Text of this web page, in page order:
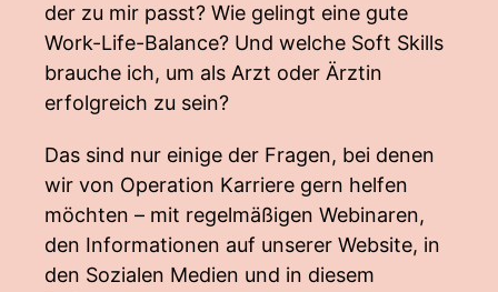
der zu mir passt? Wie gelingt eine gute
Work-Life-Balance? Und welche Soft Skills
brauche ich, um als Arzt oder Ärztin
erfolgreich zu sein?
Das sind nur einige der Fragen, bei denen
wir von Operation Karriere gern helfen
möchten – mit regelmäßigen Webinaren,
den Informationen auf unserer Website, in
den Sozialen Medien und in diesem